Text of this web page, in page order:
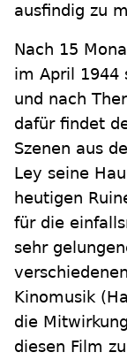
ausfindig zu
Nach 15
im April 1944
und nach
dafür findet
Szenen aus
Ley seine
heutigen
für die
sehr
Kinomusik
die
diesen Film